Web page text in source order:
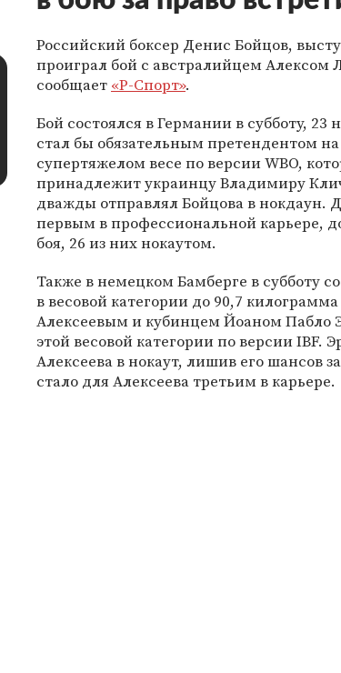
Российский боксер Денис Бойцов,
проиграл бой с австралийцем
сообщает «Р-Спорт».
Бой состоялся в Германии в субботу,
стал бы обязательным претендентом
супертяжелом весе по версии WBO,
принадлежит украинцу Владимиру
дважды отправлял Бойцова в нокдаун.
первым в профессиональной карьере,
боя, 26 из них нокаутом.
Также в немецком Бамберге в субботу
в весовой категории до 90,7
Алексеевым и кубинцем Йоаном
этой весовой категории по версии IBF.
Алексеева в нокаут, лишив его шансов
стало для Алексеева третьим в карьере.